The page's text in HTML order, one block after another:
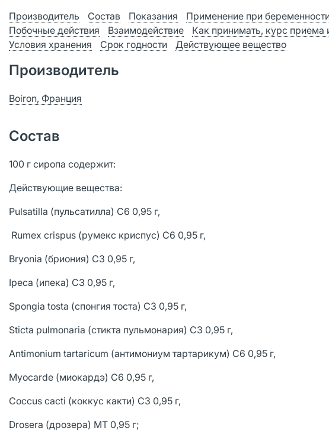
Производитель Состав Показания Применение при
Побочные действия
Взаимодействие Как принимать, курс приема
Условия хранения
Срок годности Действующее вещество
Производитель
Boiron, Франция
Состав
100 г сиропа содержит:
Действующие вещества:
Pulsatilla (пульсатилла) C6 0,95 г,
Rumex crispus (румекс криспус) C6 0,95 г,
Bryonia (бриония) C3 0,95 г,
Ipeca (ипека) C3 0,95 г,
Spongia tosta (спонгия тоста) C3 0,95 г,
Sticta pulmonaria (стикта пульмонария) C3 0,95 г,
Antimonium tartaricum (антимониум тартарикум) C6 0,95 г,
Myocarde (миокардэ) C6 0,95 г,
Coccus cacti (коккус какти) C3 0,95 г,
Drosera (дрозера) MT 0,95 г;